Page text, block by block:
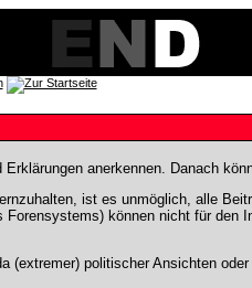
anerkennen. Danach
ist es unmöglich, alle
können nicht für den
politischer Ansichten